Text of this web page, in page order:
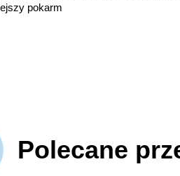
pokarm
Polecane